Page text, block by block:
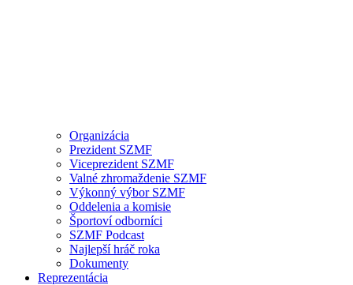
Organizácia
Prezident SZMF
Viceprezident SZMF
Valné zhromaždenie SZMF
Výkonný výbor SZMF
Oddelenia a komisie
Športoví odborníci
SZMF Podcast
Najlepší hráč roka
Dokumenty
Reprezentácia